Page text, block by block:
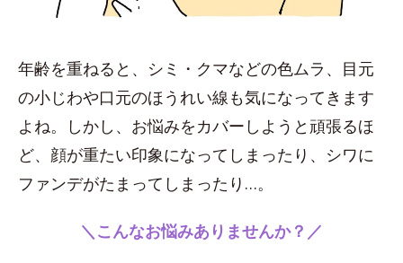
年齢を重ねると、シミ・クマなどの色ムラ、目元
の小じわや口元のほうれい線も気になってきます
よね。しかし、お悩みをカバーしようと頑張るほ
ど、顔が重たい印象になってしまったり、シワに
ファンデがたまってしまったり…。
＼こんなお悩みありませんか？／